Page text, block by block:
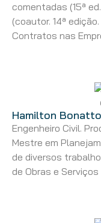
comentadas (15ª
(coautor. 14ª
Contratos nas
Hamilton Bonatto
Engenheiro Civil.
Mestre em
de diversos
de Obras e